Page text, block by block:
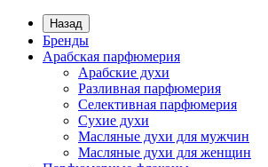
Назад
Бренды
Арабская парфюмерия
Арабские духи
Разливная парфюмерия
Селективная парфюмерия
Сухие духи
Масляные духи для мужчин
Масляные духи для женщин